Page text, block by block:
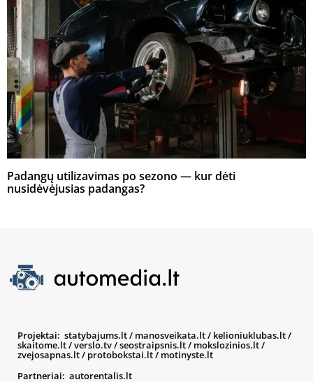
Padangų utilizavimas po sezono — kur dėti
nusidėvėjusias padangas?
Projektai: statybajums.lt/ manosveikata.lt/ kelioniuklubas.lt/
skaitome.lt/verslo.tv/seostraipsnis.lt/ mokslozinios.lt/
zvejosapnas.lt/ protobokstai.lt/ motinyste.lt
Partneriai: autorentalis.lt